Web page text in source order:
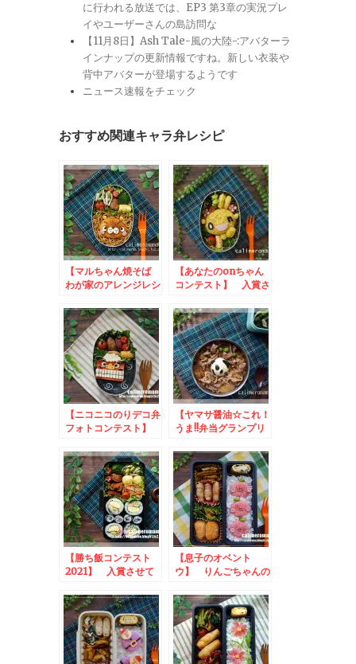
に行われる放送では、EP3 第3章の実況プレ
イやユーザーさんの島訪問な
【11月8日】Ash Tale-風の大陸-:アバターラ
インナップの更新情報ですね。新しい衣装や
背中アバターが登場するようです
ニュース速報をチェック
おすすめ関連キャラ弁レシピ
【マルちゃん焼そば
わが家のアレンジレシ
させていただきました
♪
【あなたのonちゃん
コンテスト】 入賞さ
【ニコニコのりデコ弁
フォトコンテスト】
した！
【ヤマサ醤油☆これ！
うま!!弁当グランプリ
ただきました♪
【勝ち飯コンテスト
2021】 入賞させて
【息子のオベント
ウ】 りんごちゃんの
ドレシピ投稿祭